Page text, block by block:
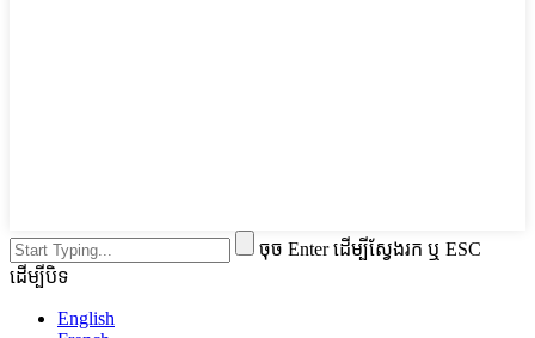
ចុច Enter ដើម្បីស្វែងរក ឬ ESC
ដើម្បីបិទ
English